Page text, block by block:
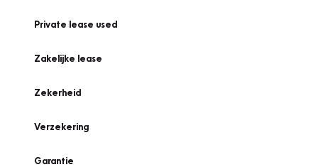
Private lease used
Zakelijke lease
Zekerheid
Verzekering
Garantie